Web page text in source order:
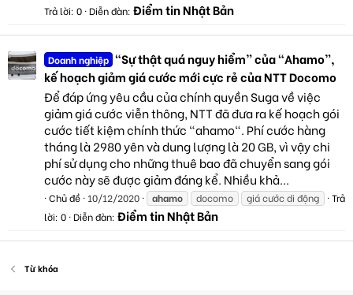
Trả lời: 0 Diễn đàn: Điểm tin Nhật Bản
Doanh nghiệp “Sự thật quá nguy hiểm” của “Ahamo”,
kế hoạch giảm giá cước mới cực rẻ của NTT Docomo
Để đáp ứng yêu cầu của chính quyền Suga về việc
giảm giá cước viễn thông, NTT đã đưa ra kế hoạch gói
cước tiết kiệm chính thức "ahamo". Phí cước hàng
tháng là 2980 yên và dung lượng là 20 GB, vì vậy chi
phí sử dụng cho những thuê bao đã chuyển sang gói
cước này sẽ được giảm đáng kể. Nhiều khả...
Chủ đề 10/12/2020 ahamo docomo giá cước di động
Trả
lời: 0 Diễn đàn: Điểm tin Nhật Bản
Từ khóa